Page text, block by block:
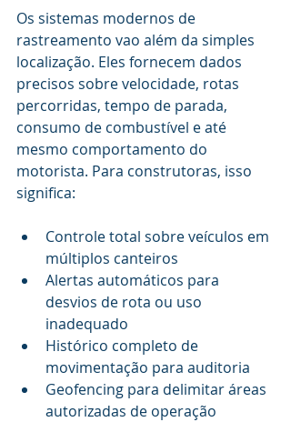
Os sistemas modernos de
rastreamento vao além da simples
localização. Eles fornecem dados
precisos sobre velocidade, rotas
percorridas, tempo de parada,
consumo de combustível e até
mesmo comportamento do
motorista. Para construtoras, isso
significa:
Controle total sobre veículos em
múltiplos canteiros
Alertas automáticos para
desvios de rota ou uso
inadequado
Histórico completo de
movimentação para auditoria
Geofencing para delimitar áreas
autorizadas de operação